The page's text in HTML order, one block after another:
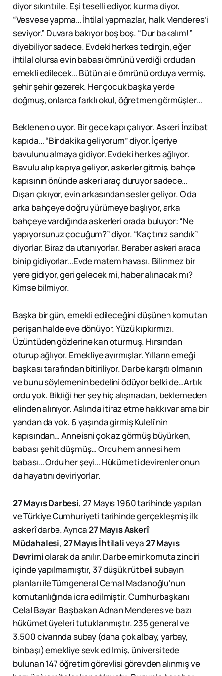
diyor sıkıntı ile. Eşi teselli ediyor, kurma diyor,
“Vesvese yapma… İhtilal yapmazlar, halk Menderes’i
seviyor.” Duvara bakıyor boş boş. “Dur bakalım!”
diyebiliyor sadece. Evdeki herkes tedirgin, eğer
ihtilal olursa evin babası ömrünü verdiği ordudan
emekli edilecek… Bütün aile ömrünü orduya vermiş,
şehir şehir gezerek. Her çocuk başka yerde
doğmuş, onlarca farklı okul, öğretmen görmüşler…
Beklenen oluyor. Bir gece kapı çalıyor. Askeri İnzibat
kapıda… “Bir dakika geliyorum” diyor. İçeriye
bavulunu almaya gidiyor. Evdeki herkes ağlıyor.
Bavulu alıp kapıya geliyor, askerler gitmiş, bahçe
kapısının önünde askeri araç duruyor sadece…
Dışarı çıkıyor, evin arkasından sesler geliyor. O da
arka bahçeye doğru yürümeye başlıyor, arka
bahçeye vardığında askerleri orada buluyor: “Ne
yapıyorsunuz çocuğum?” diyor. “Kaçtınız sandık”
diyorlar. Biraz da utanıyorlar. Beraber askeri araca
binip gidiyorlar…Evde matem havası. Bilinmez bir
yere gidiyor, geri gelecek mi, haber alınacak mı?
Kimse bilmiyor.
Başka bir gün, emekli edileceğini düşünen komutan
perişan halde eve dönüyor. Yüzü kıpkırmızı.
Üzüntüden gözlerine kan oturmuş. Hırsından
oturup ağlıyor. Emekliye ayırmışlar. Yılların emeği
başkası tarafından bitiriliyor. Darbe karşıtı olmanın
ve bunu söylemenin bedelini ödüyor belki de…Artık
ordu yok. Bildiği her şey hiç alışmadan, beklemeden
elinden alınıyor. Aslında itiraz etme hakkı var ama bir
yandan da yok. 6 yaşında girmiş Kuleli’nin
kapısından… Anneisni çok az görmüş büyürken,
babası şehit düşmüş… Ordu hem annesi hem
babası… Ordu her şeyi… Hükümeti devirenler onun
da hayatını deviriyorlar.
27 Mayıs Darbesi, 27 Mayıs 1960 tarihinde yapılan
ve Türkiye Cumhuriyeti tarihinde gerçekleşmiş ilk
askerî darbe. Ayrıca27 Mayıs Askerî
Müdahalesi, 27 Mayıs İhtilaliveya27 Mayıs
Devrimiolarak da anılır. Darbe emir komuta zinciri
içinde yapılmamıştır, 37 düşük rütbeli subayın
planları ile Tümgeneral Cemal Madanoğlu’nun
komutanlığında icra edilmiştir. Cumhurbaşkanı
Celal Bayar, Başbakan Adnan Menderes ve bazı
hükümet üyeleri tutuklanmıştır. 235 general ve
3.500 civarında subay (daha çok albay, yarbay,
binbaşı) emekliye sevk edilmiş, üniversitede
bulunan 147 öğretim görevlisi görevden alınmış ve